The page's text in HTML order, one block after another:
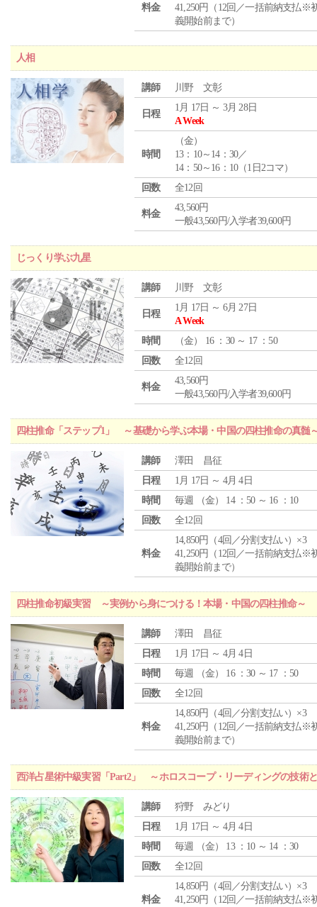
料金
41,250円（12回／一括前納支払※
義開始前まで）
人相
講師 川野 文彰
日程
1月 17日 ～ 3月 28日
A Week
時間
（金）
13：10～14：30／
14：50～16：10（1日2コマ）
回数
全12回
料金
43,560円
一般43,560円/入学者39,600円
じっくり学ぶ九星
講師 川野 文彰
日程
1月 17日 ～ 6月 27日
A Week
時間
（金） 16 ：30 ～ 17 ：50
回数
全12回
料金
43,560円
一般43,560円/入学者39,600円
四柱推命「ステップ1」 ～基礎から学ぶ本場・中国の四柱推命の真髄
講師
澤田 昌征
日程
1月 17日 ～ 4月 4日
時間
毎週 （金） 14 ：50 ～ 16 ：10
回数
全12回
料金
14,850円（4回／分割支払い）×3
41,250円（12回／一括前納支払※
義開始前まで）
四柱推命初級実習 ～実例から身につける！本場・中国の四柱推命～
講師
澤田 昌征
日程
1月 17日 ～ 4月 4日
時間
毎週 （金） 16 ：30 ～ 17 ：50
回数
全12回
料金
14,850円（4回／分割支払い）×3
41,250円（12回／一括前納支払※
義開始前まで）
西洋占星術中級実習「Part2」 ～ホロスコープ・リーディングの技術
講師
狩野 みどり
日程
1月 17日 ～ 4月 4日
時間
毎週 （金） 13 ：10 ～ 14 ：30
回数
全12回
料金
14,850円（4回／分割支払い）×3
41,250円（12回／一括前納支払※